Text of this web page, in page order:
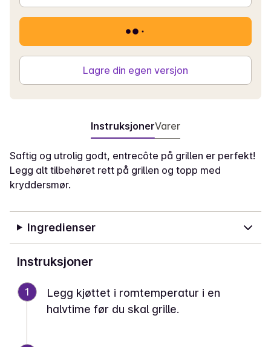
Lagre din egen versjon
InstruksjonerVarer
Saftig og utrolig godt, entrecôte på grillen er perfekt!
Legg alt tilbehøret rett på grillen og topp med
kryddersmør.
Ingredienser
Instruksjoner
1
Legg kjøttet i romtemperatur i en
halvtime før du skal grille.